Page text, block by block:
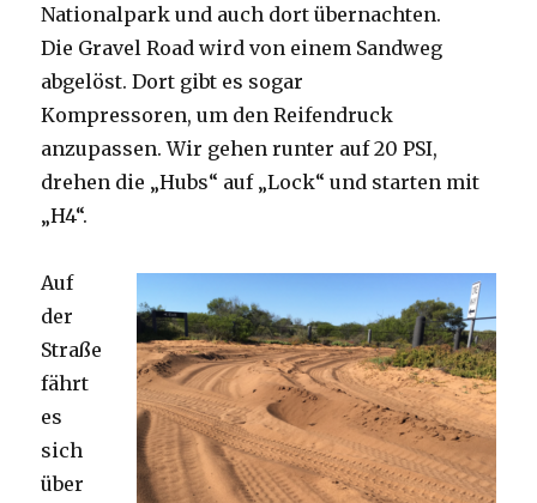
Nationalpark und auch dort übernachten.
Die Gravel Road wird von einem Sandweg
abgelöst. Dort gibt es sogar
Kompressoren, um den Reifendruck
anzupassen. Wir gehen runter auf 20 PSI,
drehen die „Hubs“ auf „Lock“ und starten mit
„H4“.
Auf
der
Straße
fährt
es
sich
über